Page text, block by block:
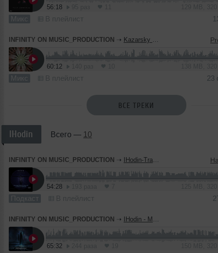
56:18
Микс В плейлист
INFINITY ON MUSIC_PRODUCTION ➝ Kazarsky - Organic Attack (INFINITY ON MUSIC)
60:12
Микс В плейлист 23
ВСЕ ТРЕКИ
IHodin Всего — 10
INFINITY ON MUSIC_PRODUCTION ➝ IHodin-Transformation of Consciousness #10(INFINITY ON MUSIC PODCAST)
54:28
Подкаст В плейлист
INFINITY ON MUSIC_PRODUCTION ➝ IHodin - Monolith (INFINITY ON MUSIC PRODUCTION)
65:32